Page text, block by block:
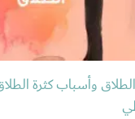
وأسباب كثرة